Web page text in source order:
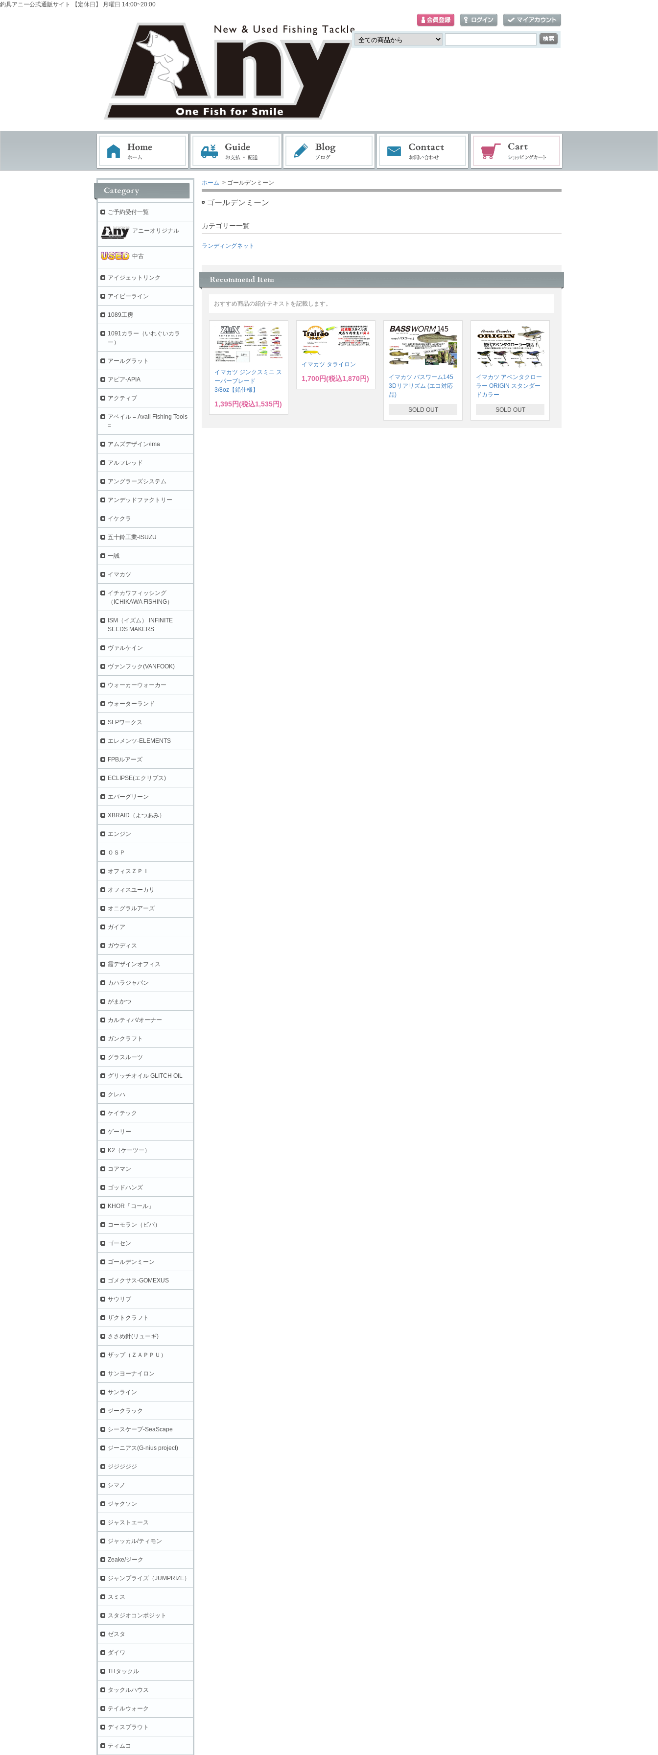
釣具アニー公式通販サイト 【定休日】 月曜日 14:00~20:00
ホーム > ゴールデンミーン
ゴールデンミーン
カテゴリー一覧
ランディングネット
おすすめ商品の紹介テキストを記載します。
イマカツ ジンクスミニ ス
ーパーブレード
3/8oz【鉛仕様】
1,395円(税込1,535円)
イマカツ タライロン
1,700円(税込1,870円)
イマカツ バスワーム145
3Dリアリズム (エコ対応
品)
SOLD OUT
イマカツ アベンタクロー
ラー ORIGIN スタンダー
ドカラー
SOLD OUT
ご予約受付一覧
アニーオリジナル
中古
アイジェットリンク
アイビーライン
1089工房
1091カラー（いれぐいカラ
ー）
アールグラット
アピア-APIA
アクティブ
アベイル = Avail Fishing Tools
=
アムズデザイン/ima
アルフレッド
アングラーズシステム
アンデッドファクトリー
イケクラ
五十鈴工業-ISUZU
一誠
イマカツ
イチカワフィッシング
（ICHIKAWA FISHING）
ISM（イズム） INFINITE
SEEDS MAKERS
ヴァルケイン
ヴァンフック(VANFOOK)
ウォーカーウォーカー
ウォーターランド
SLPワークス
エレメンツ-ELEMENTS
FPBルアーズ
ECLIPSE(エクリプス)
エバーグリーン
XBRAID（よつあみ）
エンジン
ＯＳＰ
オフィスＺＰＩ
オフィスユーカリ
オニグラルアーズ
ガイア
ガウディス
霞デザインオフィス
カハラジャパン
がまかつ
カルティバ/オーナー
ガンクラフト
グラスルーツ
グリッチオイル GLITCH OIL
クレハ
ケイテック
ゲーリー
K2（ケーツー）
コアマン
ゴッドハンズ
KHOR「コール」
コーモラン（ビバ）
ゴーセン
ゴールデンミーン
ゴメクサス-GOMEXUS
サウリブ
ザクトクラフト
ささめ針(リューギ)
ザップ（ＺＡＰＰＵ）
サンヨーナイロン
サンライン
ジークラック
シースケープ-SeaScape
ジーニアス(G-nius project)
ジジジジジ
シマノ
ジャクソン
ジャストエース
ジャッカル/ティモン
Zeake/ジーク
ジャンプライズ（JUMPRIZE）
スミス
スタジオコンポジット
ゼスタ
ダイワ
THタックル
タックルハウス
テイルウォーク
ディスプラウト
ティムコ